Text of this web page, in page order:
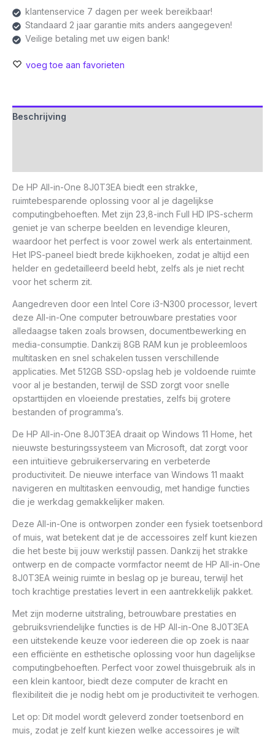
klantenservice 7 dagen per week bereikbaar!
Standaard 2 jaar garantie mits anders aangegeven!
Veilige betaling met uw eigen bank!
voeg toe aan favorieten
Beschrijving
De HP All-in-One 8J0T3EA biedt een strakke,
ruimtebesparende oplossing voor al je dagelijkse
computingbehoeften. Met zijn 23,8-inch Full HD IPS-scherm
geniet je van scherpe beelden en levendige kleuren,
waardoor het perfect is voor zowel werk als entertainment.
Het IPS-paneel biedt brede kijkhoeken, zodat je altijd een
helder en gedetailleerd beeld hebt, zelfs als je niet recht
voor het scherm zit.
Aangedreven door een Intel Core i3-N300 processor, levert
deze All-in-One computer betrouwbare prestaties voor
alledaagse taken zoals browsen, documentbewerking en
media-consumptie. Dankzij 8GB RAM kun je probleemloos
multitasken en snel schakelen tussen verschillende
applicaties. Met 512GB SSD-opslag heb je voldoende ruimte
voor al je bestanden, terwijl de SSD zorgt voor snelle
opstarttijden en vloeiende prestaties, zelfs bij grotere
bestanden of programma’s.
De HP All-in-One 8J0T3EA draait op Windows 11 Home, het
nieuwste besturingssysteem van Microsoft, dat zorgt voor
een intuïtieve gebruikerservaring en verbeterde
productiviteit. De nieuwe interface van Windows 11 maakt
navigeren en multitasken eenvoudig, met handige functies
die je werkdag gemakkelijker maken.
Deze All-in-One is ontworpen zonder een fysiek toetsenbord
of muis, wat betekent dat je de accessoires zelf kunt kiezen
die het beste bij jouw werkstijl passen. Dankzij het strakke
ontwerp en de compacte vormfactor neemt de HP All-in-One
8J0T3EA weinig ruimte in beslag op je bureau, terwijl het
toch krachtige prestaties levert in een aantrekkelijk pakket.
Met zijn moderne uitstraling, betrouwbare prestaties en
gebruiksvriendelijke functies is de HP All-in-One 8J0T3EA
een uitstekende keuze voor iedereen die op zoek is naar
een efficiënte en esthetische oplossing voor hun dagelijkse
computingbehoeften. Perfect voor zowel thuisgebruik als in
een klein kantoor, biedt deze computer de kracht en
flexibiliteit die je nodig hebt om je productiviteit te verhogen.
Let op: Dit model wordt geleverd zonder toetsenbord en
muis, zodat je zelf kunt kiezen welke accessoires je wilt